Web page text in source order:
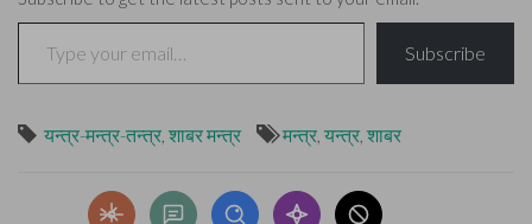
Type your email…
Subscribe
यन्त्र-मन्त्र-तन्त्र शाबर मन्त्र मन्त्र यन्त्र शाबर